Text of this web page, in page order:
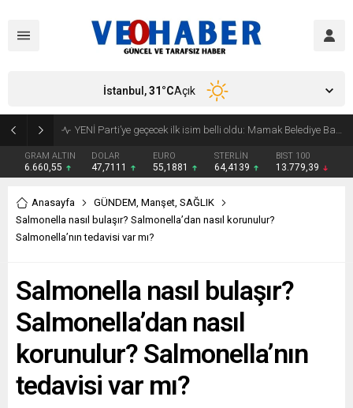
YENİ Parti’ye geçecek ilk isim belli oldu: Mamak Belediye Başkanı CHP’den istifa etti
GRAM ALTIN
6.660,55
DOLAR
47,7111
EURO
55,1881
STERLİN
64,4139
BIST 100
13.779,39
İstanbul,31°CAçık
Anasayfa GÜNDEM, Manşet, SAĞLIK
Salmonella nasıl bulaşır? Salmonella’dan nasıl korunulur?
Salmonella’nın tedavisi var mı?
Salmonella nasıl bulaşır?
Salmonella’dan nasıl
korunulur? Salmonella’nın
tedavisi var mı?